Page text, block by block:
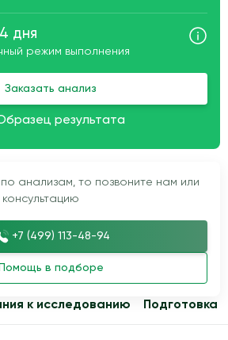
к исследованию Подготовка
4 дня
режим выполнения
Заказать анализ
результата
анализам, то позвоните нам или
консультацию
+7 (499) 113-48-94
Помощь в подборе